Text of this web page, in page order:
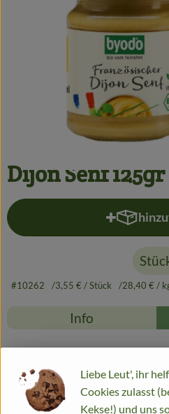
Alles Andere
Apfelbacher Kiste
Landwirtschaft
Gärtnerei
Dijon Senf 125gr
#10262 3,55 € / Stück 28,40 € /
Info
Liebe Leut', ihr
Cookies zulasst
Kekse!) und uns